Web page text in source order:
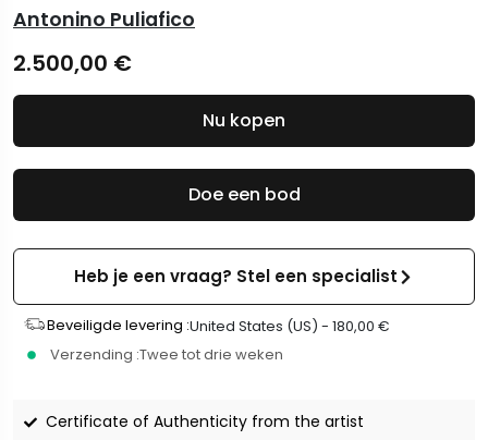
Antonino Puliafico
2.500,00 €
Doe een bod
Heb je een vraag? Stel een specialist
Beveiligde levering :United States (US) - 180,00 €
Verzending :Twee tot drie weken
Certificate of Authenticity from the artist
Nu kopen